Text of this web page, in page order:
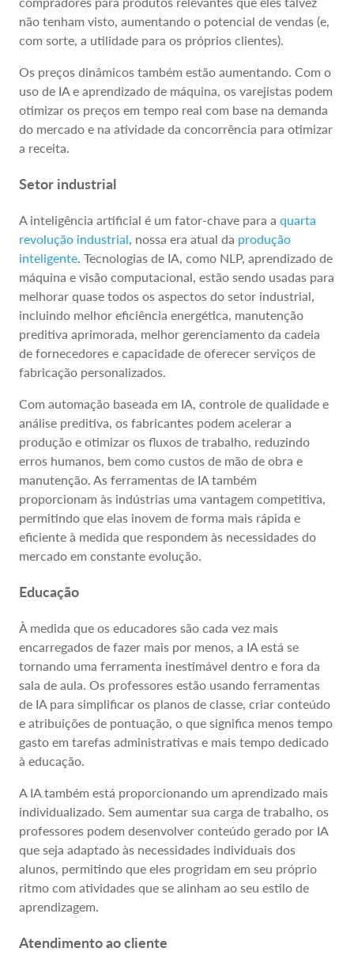
não tenham visto, aumentando o potencial de vendas (e,
com sorte, a utilidade para os próprios clientes).
Os preços dinâmicos também estão aumentando. Com o
uso de IA e aprendizado de máquina, os varejistas podem
otimizar os preços em tempo real com base na demanda
do mercado e na atividade da concorrência para otimizar
a receita.
Setor industrial
A inteligência artificial é um fator-chave para a quarta
revolução industrial, nossa era atual da produção
inteligente. Tecnologias de IA, como NLP, aprendizado de
máquina e visão computacional, estão sendo usadas para
melhorar quase todos os aspectos do setor industrial,
incluindo melhor eficiência energética, manutenção
preditiva aprimorada, melhor gerenciamento da cadeia
de fornecedores e capacidade de oferecer serviços de
fabricação personalizados.
Com automação baseada em IA, controle de qualidade e
análise preditiva, os fabricantes podem acelerar a
produção e otimizar os fluxos de trabalho, reduzindo
erros humanos, bem como custos de mão de obra e
manutenção. As ferramentas de IA também
proporcionam às indústrias uma vantagem competitiva,
permitindo que elas inovem de forma mais rápida e
eficiente à medida que respondem às necessidades do
mercado em constante evolução.
Educação
À medida que os educadores são cada vez mais
encarregados de fazer mais por menos, a IA está se
tornando uma ferramenta inestimável dentro e fora da
sala de aula. Os professores estão usando ferramentas
de IA para simplificar os planos de classe, criar conteúdo
e atribuições de pontuação, o que significa menos tempo
gasto em tarefas administrativas e mais tempo dedicado
à educação.
A IA também está proporcionando um aprendizado mais
individualizado. Sem aumentar sua carga de trabalho, os
professores podem desenvolver conteúdo gerado por IA
que seja adaptado às necessidades individuais dos
alunos, permitindo que eles progridam em seu próprio
ritmo com atividades que se alinham ao seu estilo de
aprendizagem.
Atendimento ao cliente